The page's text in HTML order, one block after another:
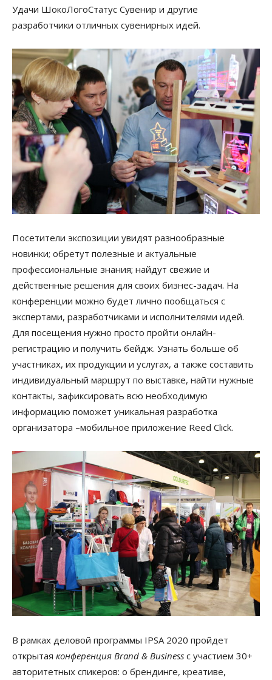
Удачи ШокоЛогоСтатус Сувенир и другие
разработчики отличных сувенирных идей.
Посетители экспозиции увидят разнообразные
новинки; обретут полезные и актуальные
профессиональные знания; найдут свежие и
действенные решения для своих бизнес-задач. На
конференции можно будет лично пообщаться с
экспертами, разработчиками и исполнителями идей.
Для посещения нужно просто пройти онлайн-
регистрацию и получить бейдж. Узнать больше об
участниках, их продукции и услугах, а также составить
индивидуальный маршрут по выставке, найти нужные
контакты, зафиксировать всю необходимую
информацию поможет уникальная разработка
организатора –мобильное приложение Reed Click.
В рамках деловой программы IPSA 2020 пройдет
открытая конференция Brand & Business с участием 30+
авторитетных спикеров: о брендинге, креативе,